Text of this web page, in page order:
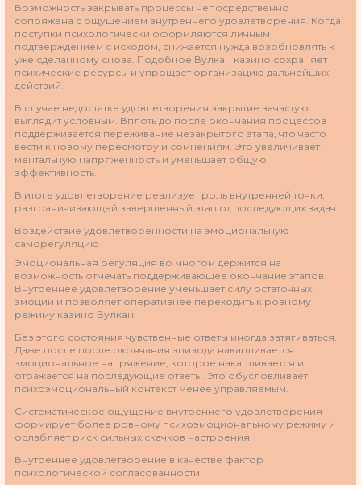
Возможность закрывать процессы непосредственно
сопряжена с ощущением внутреннего удовлетворения. Когда
поступки психологически оформляются личным
подтверждением с исходом, снижается нужда возобновлять к
уже сделанному снова. Подобное Вулкан казино сохраняет
психические ресурсы и упрощает организацию дальнейших
действий.
В случае недостатке удовлетворения закрытие зачастую
выглядит условным. Вплоть до после окончания процессов
поддерживается переживание незакрытого этапа, что часто
вести к новому пересмотру и сомнениям. Это увеличивает
ментальную напряженность и уменьшает общую
эффективность.
В итоге удовлетворение реализует роль внутренней точки,
разграничивающей завершенный этап от последующих задач.
Воздействие удовлетворенности на эмоциональную
саморегуляцию
Эмоциональная регуляция во многом держится на
возможность отмечать поддерживающее окончание этапов.
Внутреннее удовлетворение уменьшает силу остаточных
эмоций и позволяет оперативнее переходить к ровному
режиму казино Вулкан.
Без этого состояния чувственные ответы иногда затягиваться.
Даже после после окончания эпизода накапливается
эмоциональное напряжение, которое накапливается и
отражается на последующие ответы. Это обусловливает
психоэмоциональный контекст менее управляемым.
Систематическое ощущение внутреннего удовлетворения
формирует более ровному психоэмоциональному режиму и
ослабляет риск сильных скачков настроения.
Внутреннее удовлетворение в качестве фактор
психологической согласованности